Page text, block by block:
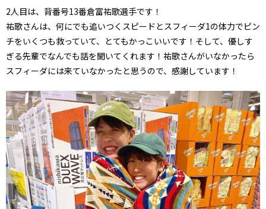
2人目は、背番号13番倉富祐歌選手です！
祐歌さんは、何にでも追いつくスピードとスフィーダ1の体力でピン
チをいくつも救っていて、とてもかっこいいです！そして、優しす
ぎる先輩でなんでも話を聞いてくれます！祐歌さんがいなかったら
スフィーダには来ていなかったと思うので、感謝しています！